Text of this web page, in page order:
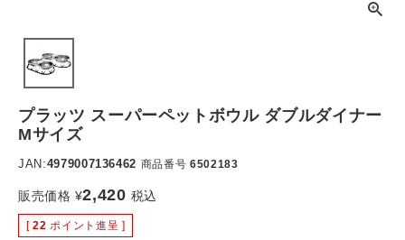
プラッツ スーパーペットボウル ダブルダイナー
Mサイズ
JAN:4979007136462 商品番号 6502183
販売価格 ¥2,420 税込
[ 22 ポイント進呈 ]